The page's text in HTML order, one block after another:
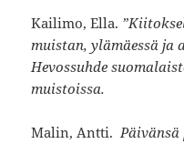
Kailimo, Ella. ”
muistan, ylämäessä ja
Hevossuhde
muistoissa.
Malin, Antti.